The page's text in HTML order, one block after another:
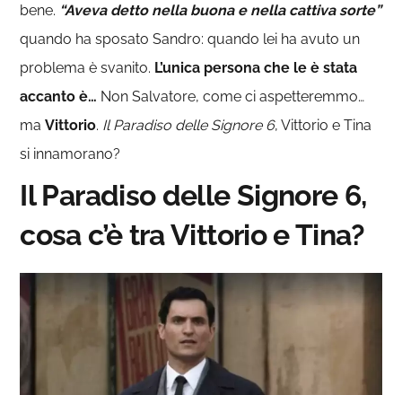
bene. “Aveva detto nella buona e nella cattiva sorte”
quando ha sposato Sandro: quando lei ha avuto un
problema è svanito. L’unica persona che le è stata
accanto è… Non Salvatore, come ci aspetteremmo…
maVittorio. Il Paradiso delle Signore 6, Vittorio e Tina
si innamorano?
Il Paradiso delle Signore 6,
cosa c’è tra Vittorio e Tina?